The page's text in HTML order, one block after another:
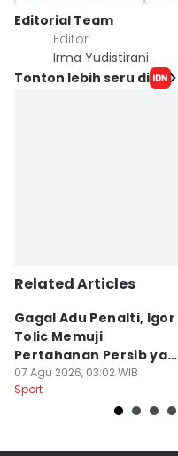
Editorial Team
Editor
Irma Yudistirani
Tonton lebih seru di
Related Articles
Gagal Adu Penalti, Igor
Tolic Memuji
Pertahanan Persib yang
Solid
07 Agu 2026, 03:02 WIB
Sport